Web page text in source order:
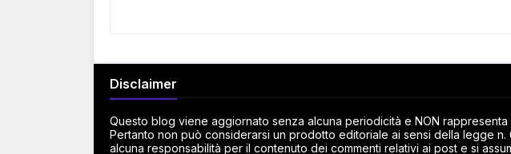
Disclaimer
Questo blog viene aggiornato senza alcuna periodicità e NON rappresenta
Pertanto non può considerarsi un prodotto editoriale ai sensi della legge n.
alcuna responsabilità per il contenuto dei commenti relativi ai post e si